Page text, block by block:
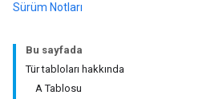
Sürüm Notları
Bu sayfada
Tür tabloları hakkında
A Tablosu